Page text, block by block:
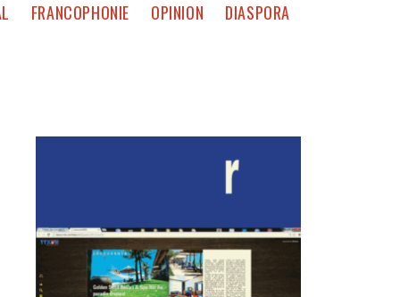
FRANCOPHONIE OPINION DIASPORA